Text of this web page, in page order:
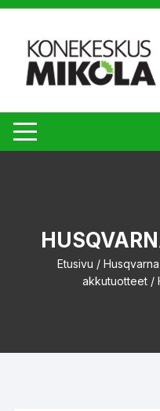
Siirry
sisältöön
Etusivu /
akkutuotteet/